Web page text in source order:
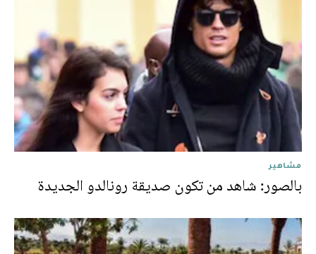
مشاهير
بالصور: شاهد من تكون صديقة رونالدو الجديدة